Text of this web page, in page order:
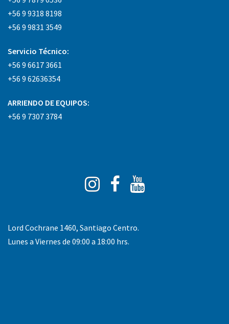
+56 9 9318 8198
+56 9 9831 3549
Servicio Técnico:
+56 9 6617 3661
+56 9 62636354
ARRIENDO DE EQUIPOS:
+56 9 7307 3784
Instagram
Facebook
Tube
Lord Cochrane 1460, Santiago Centro.
Lunes a Viernes de 09:00 a 18:00 hrs.